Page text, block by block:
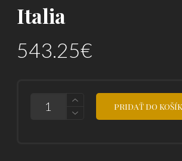
Italia
543.25€
PRIDAŤ DO